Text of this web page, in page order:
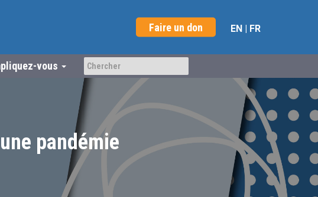
Faire un don EN | FR
vous
pandémie